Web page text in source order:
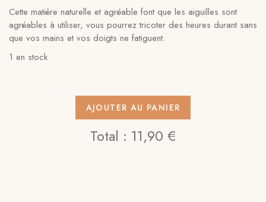
Cette matière naturelle et agréable font que les aiguilles sont
agréables à utiliser, vous pourrez tricoter des heures durant sans
que vos mains et vos doigts ne fatiguent.
1 en stock
AJOUTER AU PANIER
Total : 11,90 €